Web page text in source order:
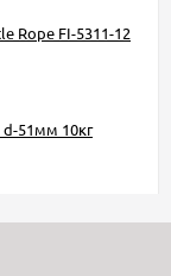
Rope FI-5311-12
51мм 10кг